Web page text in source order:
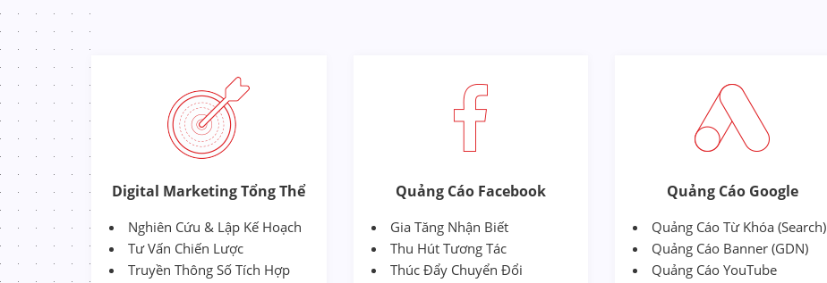
Digital Marketing Tổng Thể
Nghiên Cứu & Lập Kế Hoạch
Tư Vấn Chiến Lược
Truyền Thông Số Tích Hợp
Quảng Cáo Facebook
Gia Tăng Nhận Biết
Thu Hút Tương Tác
Thúc Đẩy Chuyển Đổi
Quảng Cáo Google
Quảng Cáo Từ Khóa (Search)
Quảng Cáo Banner (GDN)
Quảng Cáo YouTube